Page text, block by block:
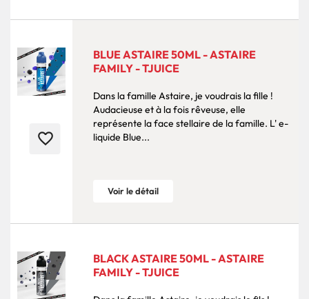
favorite_border
BLUE ASTAIRE 50ML - ASTAIRE
FAMILY - TJUICE
Dans la famille Astaire, je voudrais la fille !
Audacieuse et à la fois rêveuse, elle
représente la face stellaire de la famille. L' e-
liquide Blue...
Voir le détail
BLACK ASTAIRE 50ML - ASTAIRE
FAMILY - TJUICE